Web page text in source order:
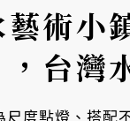
藝術小
，台灣